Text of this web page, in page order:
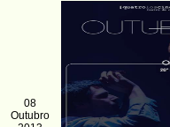
08
Outubro